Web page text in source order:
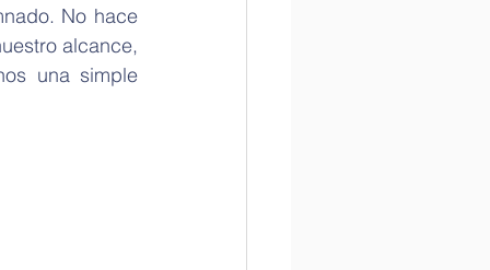
la ciencia
No hace
alcance,
una simple